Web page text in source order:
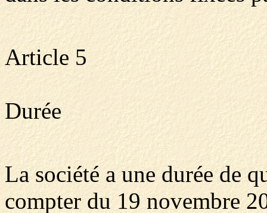
Article 5
Durée
La société a une durée de
compter du 19 novembre